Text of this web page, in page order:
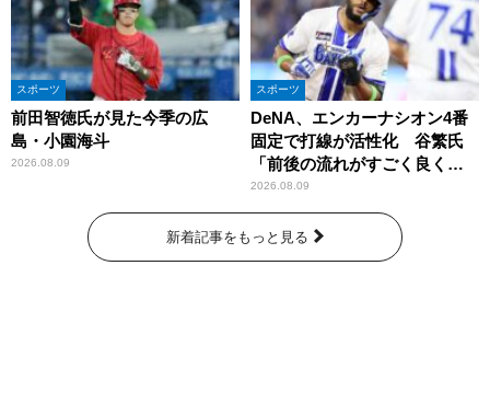
スポーツ
前田智徳氏が見た今季の広
島・小園海斗
2026.08.09
スポーツ
DeNA、エンカーナシオン4番
固定で打線が活性化 谷繁氏
「前後の流れがすごく良くな
りましたね」
2026.08.09
新着記事をもっと見る